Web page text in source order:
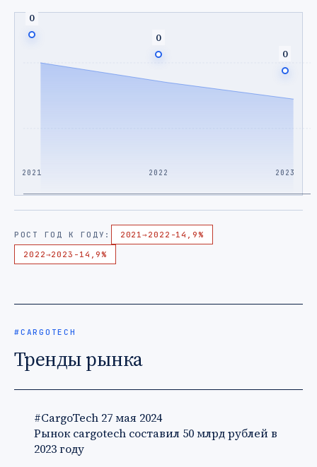
0
0
0
2021 2022 2023
РОСТ ГОД К ГОДУ: 2021→ 2022 -14,9%
2022→2023 -14,9%
#CARGOTECH
Тренды рынка
#CargoTech 27 мая 2024
Рынок cargotech составил 50 млрд рублей в
2023 году